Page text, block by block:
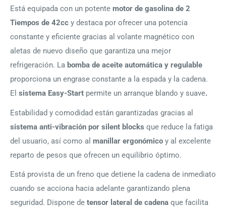
Está equipada con un potente motor de gasolina de 2
Tiempos de 42cc y destaca por ofrecer una potencia
constante y eficiente gracias al volante magnético con
aletas de nuevo diseño que garantiza una mejor
refrigeración. La bomba de aceite automática y regulable
proporciona un engrase constante a la espada y la cadena.
El sistema Easy-Start permite un arranque blando y suave.
Estabilidad y comodidad están garantizadas gracias al
sistema anti-vibración por silent blocks que reduce la fatiga
del usuario, así como al manillar ergonómico y al excelente
reparto de pesos que ofrecen un equilibrio óptimo.
Está provista de un freno que detiene la cadena de inmediato
cuando se acciona hacia adelante garantizando plena
seguridad. Dispone de tensor lateral de cadena que facilita